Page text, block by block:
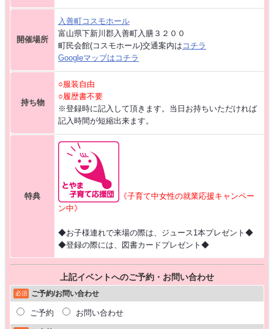
開催場所
入善町コスモホール
富山県下新川郡入善町入膳３２００
町民会館(コスモホール)交通案内は コチラ
Googleマップはコチラ
持ち物
○服装自由
○履歴書不要
※登録時に記入して頂きます。当日お持ちいただければ
記入時間が短縮出来ます。
特典
《子育て中女性の就業応援キャンペー
ン中》
◆お子様連れで来場の際は、ジュース1本プレゼント◆
◆登録の際には、図書カードプレゼント◆
上記イベントへのご予約・お問い合わせ
必須 ご予約/お問い合わせ
ご予約 お問い合わせ